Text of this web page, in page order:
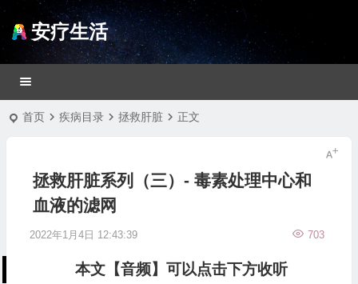
安疗生活
首页 疾病目录 拯救肝脏 正文
拯救肝脏系列（三）- 毒素处理中心和
血液的滤网
2022年1月4日 12:43:39 703
本文【音频】可以点击下方收听